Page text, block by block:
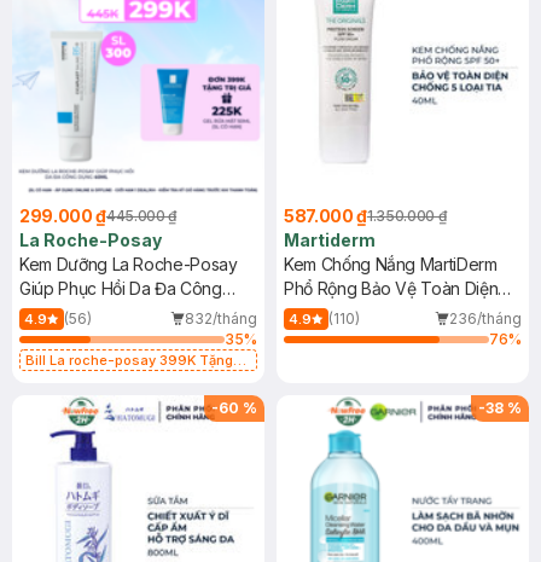
299.000 ₫445.000 ₫
La Roche-Posay
Kem Dưỡng La Roche-Posay
Giúp Phục Hồi Da Đa Công
Dụng 40ml
4.9 (56)
832/tháng
35%
Bill La roche-posay 399K Tặng
(SL có hạn)
587.000 ₫1.350.000 ₫
Martiderm
Kem Chống Nắng MartiDerm
Phổ Rộng Bảo Vệ Toàn Diện
40ml
4.9 (110)
236/tháng
76%
-60 % -38 %